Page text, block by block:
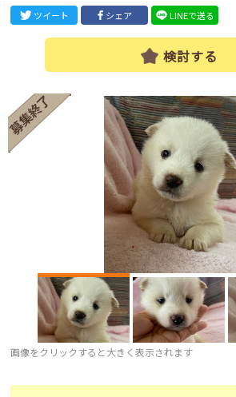
ツイート シェア LINEで送る
検討する
画像をクリックすると大きく表示されます